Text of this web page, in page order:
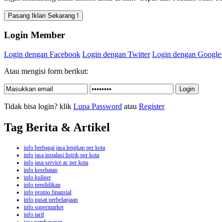
Login Member
Login dengan Facebook Login dengan Twitter Login dengan
Atau mengisi form berikut:
Tidak bisa login? klik Lupa Password atau Register
Tag Berita & Artikel
info berbagai jasa lengkap per kota
info jasa instalasi listrik per kota
info jasa service ac per kota
info kesehatan
info kuliner
info pendidikan
info promo finansial
info pusat perbelanjaan
info supermarket
info tarif